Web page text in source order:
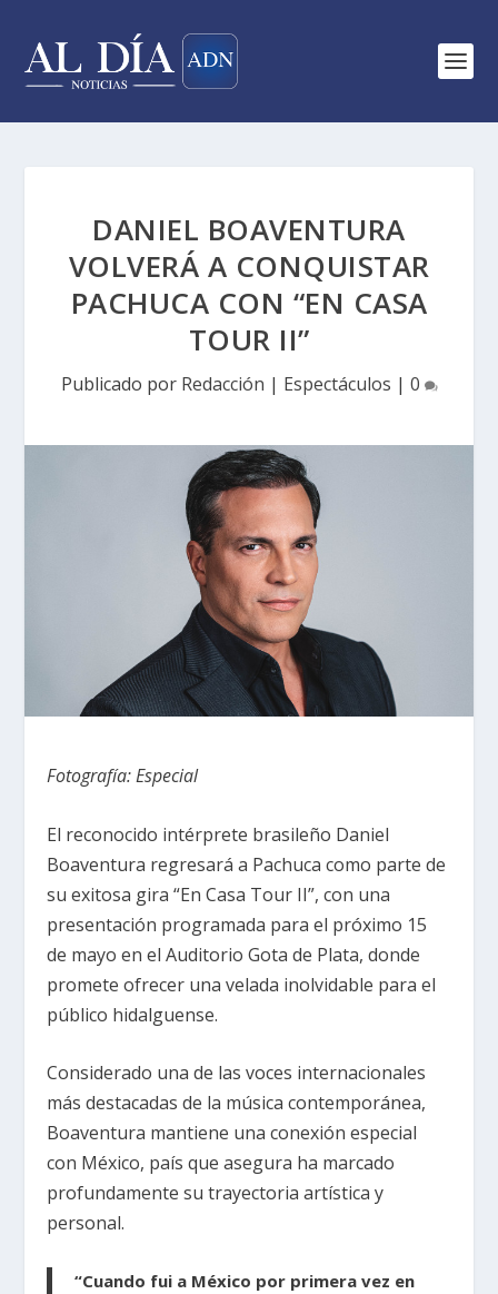
DANIEL BOAVENTURA
VOLVERÁ A CONQUISTAR
PACHUCA CON “EN CASA
TOUR II”
Publicado por Redacción | Espectáculos | 0
Fotografía: Especial
El reconocido intérprete brasileño Daniel
Boaventura regresará a Pachuca como parte de
su exitosa gira “En Casa Tour II”, con una
presentación programada para el próximo 15
de mayo en elAuditorio Gota de Plata, donde
promete ofrecer una velada inolvidable para el
público hidalguense.
Considerado una de las voces internacionales
más destacadas de la música contemporánea,
Boaventura mantiene una conexión especial
con México, país que asegura ha marcado
profundamente su trayectoria artística y
personal.
“Cuando fui a México por primera vez en